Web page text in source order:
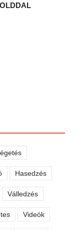
Hasedzés
Válledzés
Videók